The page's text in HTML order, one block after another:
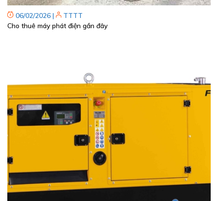
06/02/2026 |
TTTT
Cho thuê máy phát điện gần đây